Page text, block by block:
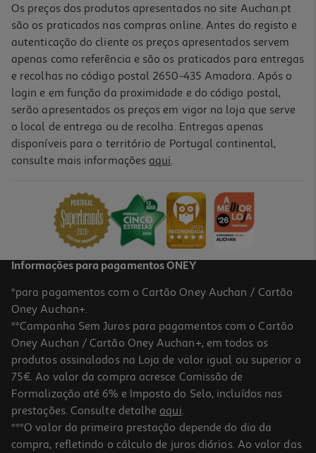
Crackers Shrimp Nongshim 75g
Coreia Nongshim Anéis De Cebola Picante 40g
44.75 €/Kg
Os preços dos produtos apresentados no site Auchan.pt
são os praticados nas compras online. Antes do registo e
autenticação do cliente os preços apresentados servem
apenas como referência e são os praticados para entregas
e recolhas no código postal 2650-435 Amadora. Após o
login e em função da proximidade e do código postal,
serão apresentados os preços em vigor na loja que serve
o local de entrega ou de recolha. Entregas apenas
disponíveis para o território de Portugal continental,
consulte mais informações aqui.
Informações para pagamentos ONEY
*para pagamentos com o Cartão Oney Auchan / Cartão
Oney Auchan+.
**Campanha Sem Juros para pagamentos com o Cartão
Oney Auchan / Cartão Oney Auchan+, em todos os
produtos assinalados na Loja de valor igual ou superior a
75€. Ao valor da compra acresce Comissão de
Formalização até 6% e Imposto do Selo, incluídos nas
prestações. Consulte detalhe aqui.
***O valor da primeira prestação depende do dia da
compra, refletindo o cálculo de juros diários. Ao valor das